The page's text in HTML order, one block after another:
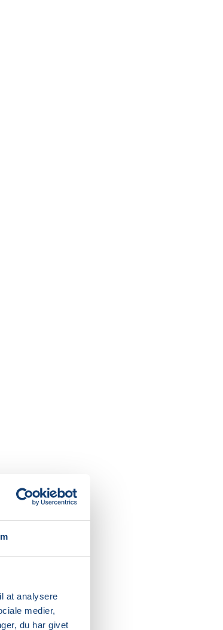
at analysere
medier,
du har givet